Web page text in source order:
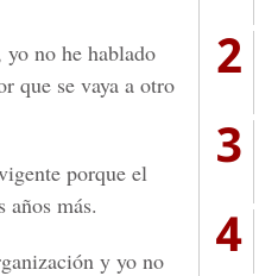
no he hablado
que se vaya a otro
porque el
años más.
y yo no
2
3
4